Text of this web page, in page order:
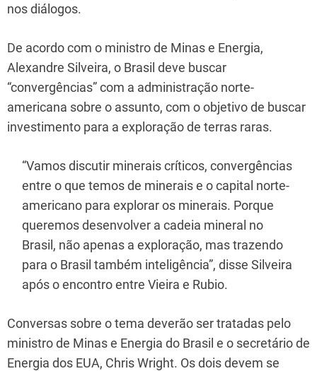
nos diálogos.
De acordo com o ministro de Minas e Energia,
Alexandre Silveira, o Brasil deve buscar
“convergências” com a administração norte-
americana sobre o assunto, com o objetivo de buscar
investimento para a exploração de terras raras.
“Vamos discutir minerais críticos, convergências
entre o que temos de minerais e o capital norte-
americano para explorar os minerais. Porque
queremos desenvolver a cadeia mineral no
Brasil, não apenas a exploração, mas trazendo
para o Brasil também inteligência”, disse Silveira
após o encontro entre Vieira e Rubio.
Conversas sobre o tema deverão ser tratadas pelo
ministro de Minas e Energia do Brasil e o secretário de
Energia dos EUA, Chris Wright. Os dois devem se